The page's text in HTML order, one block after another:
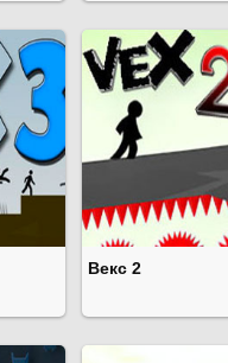
Векс 2